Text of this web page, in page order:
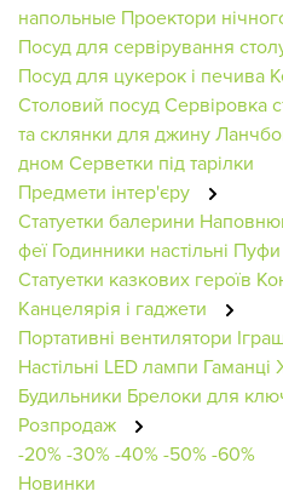
напольные Проектори
Посуд для сервірування
Посуд для цукерок і печива
Столовий посудСервіровка
та склянки для джину
дном Серветки під тарілки
Предмети інтер'єру
Статуетки балерини
феї Годинники настільні Пуфи
Статуетки казкових героїв
Канцелярія і гаджети
Портативні вентилятори
Настільні LED лампи Гаманці
Будильники Брелоки для
Розпродаж
-20%-30%-40%-50%-60%
Новинки